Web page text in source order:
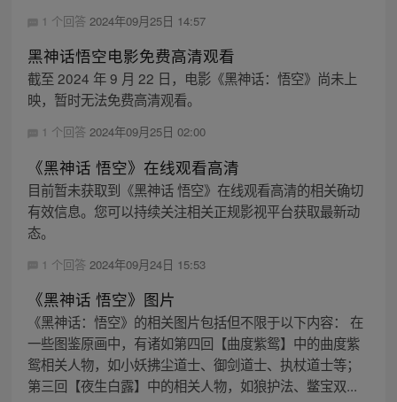
1 个回答 2024年09月25日 14:57
黑神话悟空电影免费高清观看
截至 2024 年 9 月 22 日，电影《黑神话：悟空》尚未上
映，暂时无法免费高清观看。
1 个回答 2024年09月25日 02:00
《黑神话 悟空》在线观看高清
目前暂未获取到《黑神话 悟空》在线观看高清的相关确切
有效信息。您可以持续关注相关正规影视平台获取最新动
态。
1 个回答 2024年09月24日 15:53
《黑神话 悟空》图片
《黑神话：悟空》的相关图片包括但不限于以下内容： 在
一些图鉴原画中，有诸如第四回【曲度紫鸳】中的曲度紫
鸳相关人物，如小妖拂尘道士、御剑道士、执杖道士等；
第三回【夜生白露】中的相关人物，如狼护法、鳖宝双...